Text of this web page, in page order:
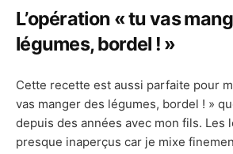
L’opération « tu vas
légumes, bordel ! »
Cette recette est aussi parfaite pour
vas manger des légumes, bordel ! »
depuis des années avec mon fils. Les
presque inaperçus car je mixe